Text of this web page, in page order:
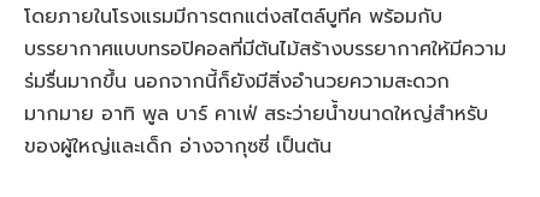
โดยภายในโรงแรมมีการตกแต่งสไตล์บูทีค พร้อมกับ
บรรยากาศแบบทรอปิคอลที่มีต้นไม้สร้างบรรยากาศให้มีความ
ร่มรื่นมากขึ้น นอกจากนี้ก็ยังมีสิ่งอำนวยความสะดวก
มากมาย อาทิ พูล บาร์ คาเฟ่ สระว่ายน้ำขนาดใหญ่สำหรับ
ของผู้ใหญ่และเด็ก อ่างจากุซซี่ เป็นต้น